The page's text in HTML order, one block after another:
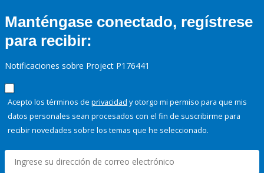
Manténgase conectado, regístrese
para recibir:
Notificaciones sobre Project P176441
Acepto los términos de privacidad y otorgo mi permiso para que mis
datos personales sean procesados con el fin de suscribirme para
recibir novedades sobre los temas que he seleccionado.